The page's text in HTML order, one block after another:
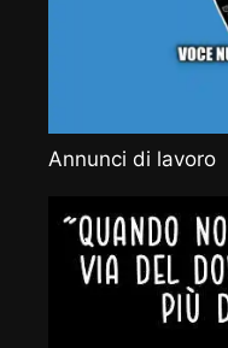
Annunci di lavoro